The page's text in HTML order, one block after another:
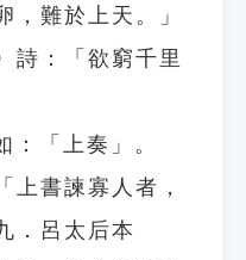
，難於上天。」
詩：「欲窮千里
：「上奏」。
上書諫寡人者，
．呂太后本